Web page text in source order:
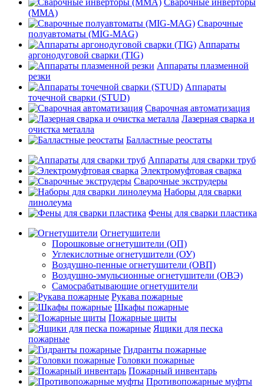
Сварочные инверторы
(MMA)
Сварочные
полуавтоматы (MIG-MAG)
Аппараты
аргонодуговой сварки (TIG)
Аппараты плазменной
резки
Аппараты
точечной сварки (STUD)
Сварочная автоматизация
Лазерная сварка и
очистка металла
Балластные реостаты
Аппараты для сварки труб
Электромуфтовая сварка
Сварочные экструдеры
Наборы для сварки
линолеума
Фены для сварки пластика
Огнетушители
Порошковые огнетушители (ОП)
Углекислотные огнетушители (ОУ)
Воздушно-пенные огнетушители (ОВП)
Воздушно-эмульсионные огнетушители (ОВЭ)
Самосрабатывающие огнетушители
Рукава пожарные
Шкафы пожарные
Пожарные щиты
Ящики для песка
пожарные
Гидранты пожарные
Головки пожарные
Пожарный инвентарь
Противопожарные муфты